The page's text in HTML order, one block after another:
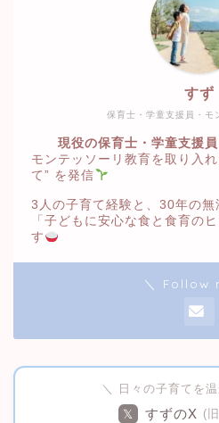
保育士・学童支援員・モ
すず
現役の保育士・学童支援員
モンテッソーリ教育を取り入
て” を発信
3人の子育て経験と、30年の無
「子どもに安心な食と食育の
す
＼ Follow
＼ 日々の子育てを
𝕏 すずのX (